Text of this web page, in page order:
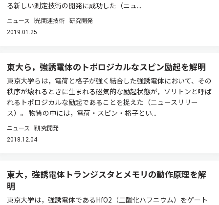
る新しい測定技術の開発に成功した（ニュ...
ニュース 光関連技術 研究開発
2019.01.25
東大ら，強誘電体のトポロジカルなスピン励起を解明
東京大学らは，電荷と格子が強く結合した強誘電体において、その
秩序が壊れるときに生まれる磁気的な励起状態が，ソリトンと呼ば
れるトポロジカルな励起であることを捉えた（ニュースリリー
ス）。 物質の中には，電荷・スピン・格子とい...
ニュース 研究開発
2018.12.04
東大，強誘電体トランジスタとメモリの動作原理を解
明
東京大学は，強誘電体であるHfO2（二酸化ハフニウム）をゲート